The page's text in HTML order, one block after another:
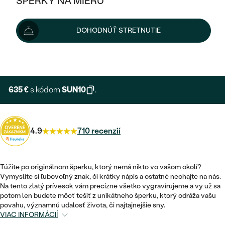
KOMBINOVANÉ ZLATO
PODĽA ŠTÝLU
BEZ KAMEŇA
VYKROJENÉ
NETRADIČNÉ
TEPANÉ
POSTRANNÉ DRAHOKAMY
HALO
VINTAGE
OBRÚČOK
NETRADIČNÉ
ZOSTAVTE SI PRSTEŇ
ZAČAŤ S PRSTEŇOM
VÝPREDAJ
ŠPERKY ČO POMÁHAJÚ
PODĽA TYPU
PRSTENE
PRÍVESKY
NÁRAMKY
SETY
PÁNSKE ŠPERKY
PLATINOVÉ
NAPICHOVACIE
MINIMALISTICKÉ
SOLITÉR
V TVARE SRDCA
ZLATÉ
STRIEBORNÉ
SOLITÉR
NARODENIE DIEŤAŤA
PERSONALIZOVANÉ
SO ZNAMENÍM ZVEROKRUHU
MINIMALISTICKÉ
VÝPREDAJ
ZLATÉ
PLATINOVÉ
ETERNITY
MINIMALISTICKÉ
DOHODNÚŤ STRETNUTIE
706 €
Možnosti doručenia
635 €s kódom SUN10 .
4.9 710 recenzií
Túžite po originálnom šperku, ktorý nemá nikto vo vašom okolí?
Vymyslite si ľubovoľný znak, či krátky nápis a ostatné nechajte na nás.
Na tento zlatý prívesok vám precízne všetko vygravírujeme a vy už sa
potom len budete môcť tešiť z unikátneho šperku, ktorý odráža vašu
povahu, významnú udalosť života, či najtajnejšie sny.
VIAC INFORMÁCIÍ